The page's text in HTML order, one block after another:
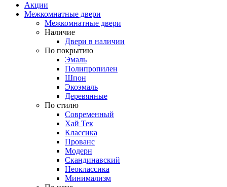
Акции
Межкомнатные двери
Межкомнатные двери
Наличие
Двери в наличии
По покрытию
Эмаль
Полипропилен
Шпон
Экоэмаль
Деревянные
По стилю
Современный
Хай Тек
Классика
Прованс
Модерн
Скандинавский
Неоклассика
Минимализм